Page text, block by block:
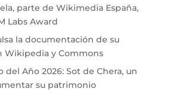
parte de Wikimedia España,
Labs Award
la documentación de su
Wikipedia y Commons
Año 2026: Sot de Chera, un
su patrimonio